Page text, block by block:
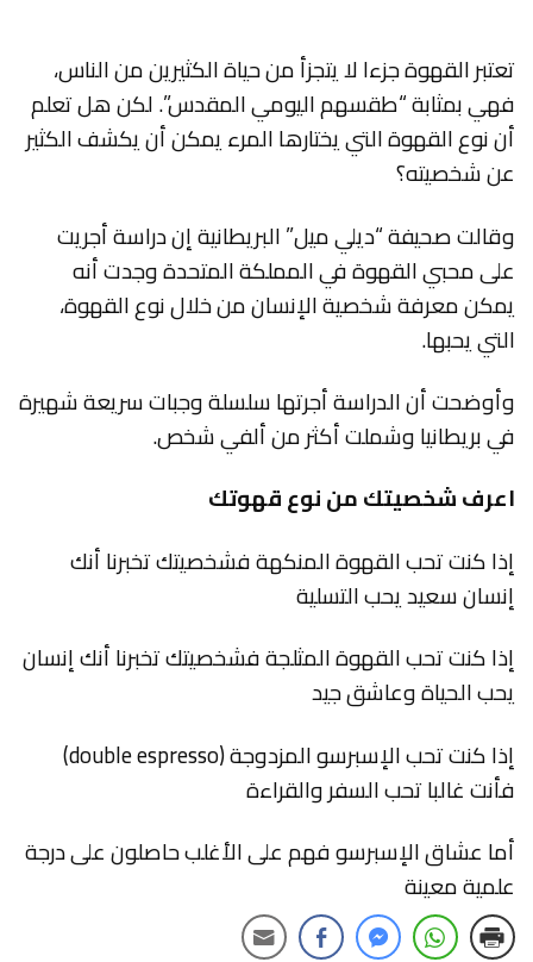
تعتبر القهوة جزءا لا يتجزأ من حياة الكثيرين من الناس،
فهي بمثابة “طقسهم اليومي المقدس”. لكن هل تعلم
أن نوع القهوة التي يختارها المرء يمكن أن يكشف الكثير
عن شخصيته؟
وقالت صحيفة “ديلي ميل” البريطانية إن دراسة أجريت
على محبي القهوة في المملكة المتحدة وجدت أنه
يمكن معرفة شخصية الإنسان من خلال نوع القهوة،
التي يحبها.
وأوضحت أن الدراسة أجرتها سلسلة وجبات سريعة شهيرة
في بريطانيا وشملت أكثر من ألفي شخص.
اعرف شخصيتك من نوع قهوتك
إذا كنت تحب القهوة المنكهة فشخصيتك تخبرنا أنك
إنسان سعيد يحب التسلية
إذا كنت تحب القهوة المثلجة فشخصيتك تخبرنا أنك إنسان
يحب الحياة وعاشق جيد
إذا كنت تحب الإسبرسو المزدوجة (double espresso)
فأنت غالبا تحب السفر والقراءة
أما عشاق الإسبرسو فهم على الأغلب حاصلون على درجة
علمية معينة